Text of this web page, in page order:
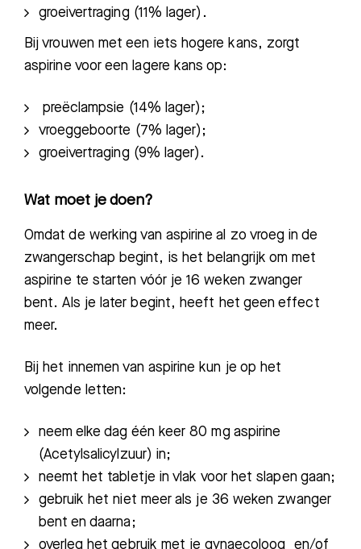
groeivertraging (11% lager).
Bij vrouwen met een iets hogere kans, zorgt
aspirine voor een lagere kans op:
preëclampsie (14% lager);
vroeggeboorte (7% lager);
groeivertraging (9% lager).
Wat moet je doen?
Omdat de werking van aspirine al zo vroeg in de
zwangerschap begint, is het belangrijk om met
aspirine te starten vóór je 16 weken zwanger
bent. Als je later begint, heeft het geen effect
meer.
Bij het innemen van aspirine kun je op het
volgende letten:
neem elke dag één keer 80 mg aspirine
(Acetylsalicylzuur) in;
neemt het tabletje in vlak voor het slapen gaan;
gebruik het niet meer als je 36 weken zwanger
bent en daarna;
overleg het gebruik met je gynaecoloog en/of